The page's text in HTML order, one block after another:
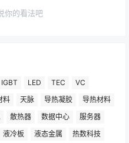
你的看法吧
IGBT LED TEC
VC
料 天脉 导热凝胶
导热材料
散热器 数据中心
服务器
液冷板 液态金属 热数科技